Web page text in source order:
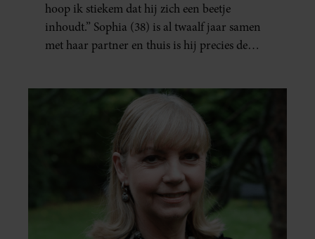
hoop ik stiekem dat hij zich een beetje
inhoudt.” Sophia (38) is al twaalf jaar samen
met haar partner en thuis is hij precies de
vaker schaamt zodra ze samen onder de